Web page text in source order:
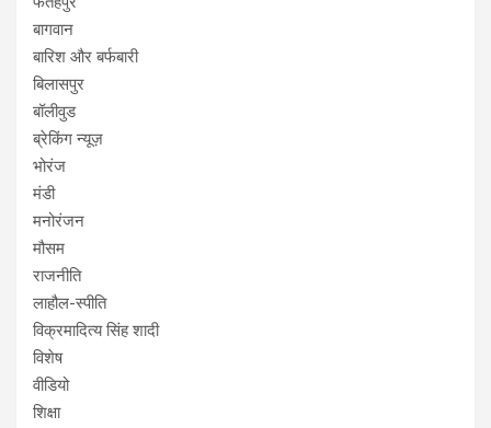
बागवान
बारिश और बर्फबारी
बिलासपुर
बॉलीवुड
ब्रेकिंग न्यूज़
भोरंज
मंडी
मनोरंजन
मौसम
राजनीति
लाहौल-स्पीति
विक्रमादित्य सिंह शादी
विशेष
वीडियो
शिक्षा